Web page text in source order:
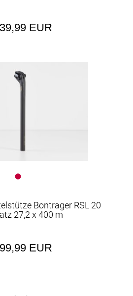
EUR
Bontrager RSL 20
27,2 x 400 m
EUR